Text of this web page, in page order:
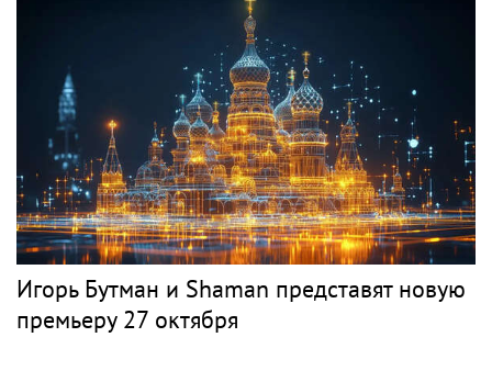
Игорь Бутман и Shaman представят новую
премьеру 27 октября